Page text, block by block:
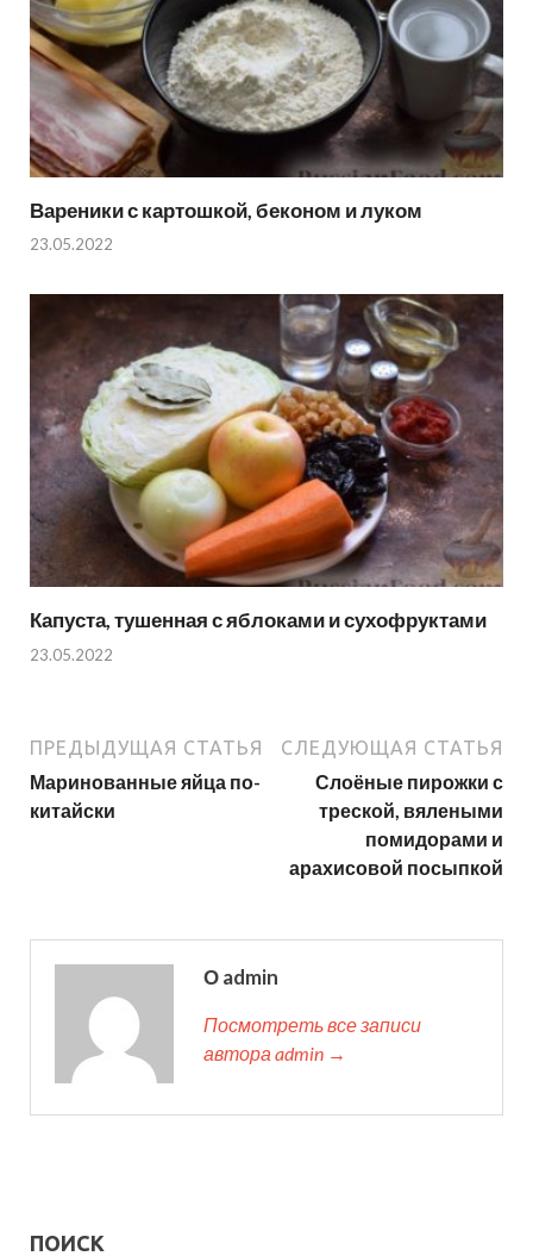
Вареники с картошкой, беконом и луком
23.05.2022
Капуста, тушенная с яблоками и сухофруктами
23.05.2022
ПРЕДЫДУЩАЯ СТАТЬЯ
Маринованные яйца по-
китайски
СЛЕДУЮЩАЯ СТАТЬЯ
Слоёные пирожки с
треской, вялеными
помидорами и
арахисовой посыпкой
О admin
Посмотреть все записи
автора admin →
ПОИСК